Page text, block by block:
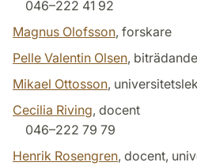
046–222 41 92
Magnus Olofsson, forskare
Pelle Valentin Olsen,
Mikael Ottosson,
Cecilia Riving, docent
046–222 79 79
Henrik Rosengren, docent,